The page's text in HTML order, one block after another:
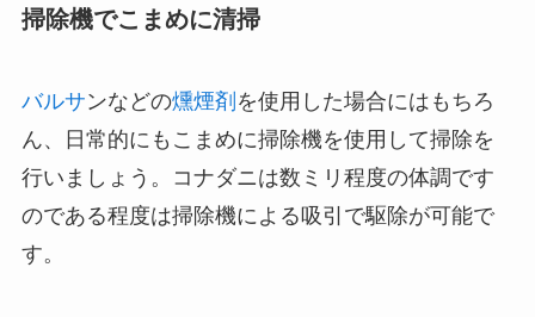
掃除機でこまめに清掃
バルサンなどの燻煙剤 を使用した場合にはもちろ
ん、日常的にもこまめに掃除機を使用して掃除を
行いましょう。コナダニは数ミリ程度の体調です
のである程度は掃除機による吸引で駆除が可能で
す。